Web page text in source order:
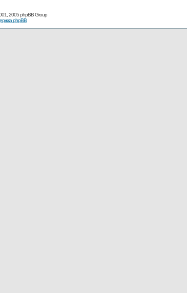
2005 phpBB Group
phpBB